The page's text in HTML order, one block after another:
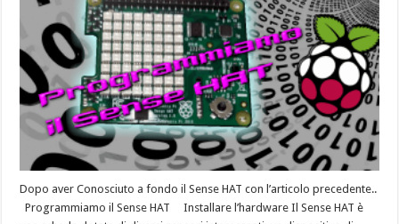
Dopo aver Conosciuto a fondo il Sense HAT con l’articolo precedente..
Programmiamo il Sense HAT Installare l’hardware Il Sense HAT è